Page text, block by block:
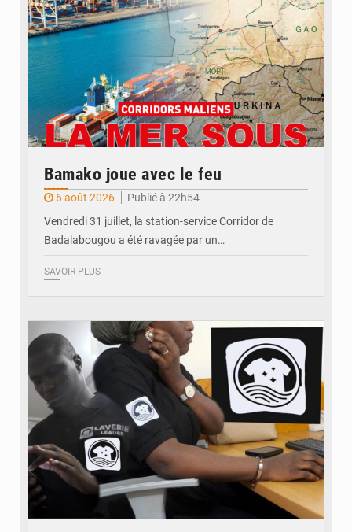
Bamako joue avec le feu
6 août 2026
Publié à 22h54
Vendredi 31 juillet, la station-service Corridor de
Badalabougou a été ravagée par un…
SAVOIR PLUS